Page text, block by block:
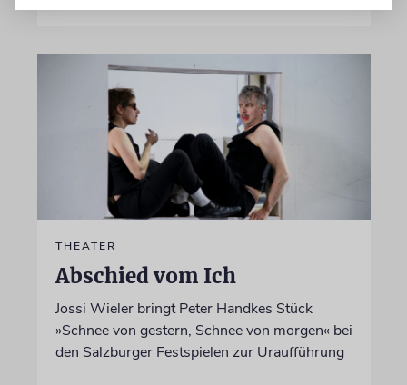
THEATER
Abschied vom Ich
Jossi Wieler bringt Peter Handkes Stück
»Schnee von gestern, Schnee von morgen« bei
den Salzburger Festspielen zur Uraufführung